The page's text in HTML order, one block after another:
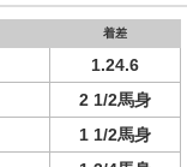
着差
1.24.6
2 1/2馬身
1 1/2馬身